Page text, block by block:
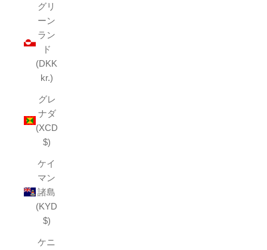
グリ
ーン
ラン
ド
(DKK
kr.)
グレ
ナダ
(XCD
$)
ケイ
マン
諸島
(KYD
$)
ケニ